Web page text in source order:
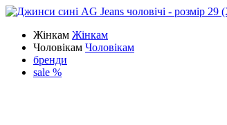
Жінкам Жінкам
Чоловікам Чоловікам
бренди
sale %